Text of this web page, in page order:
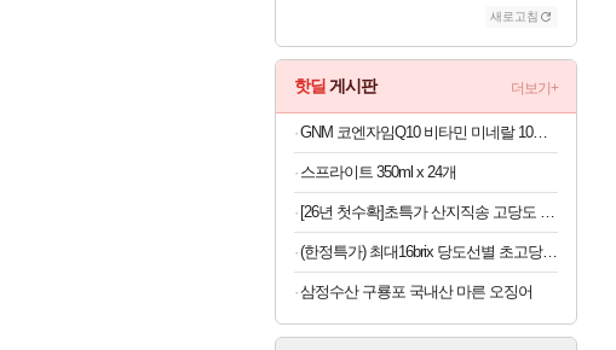
새로고침
핫딜 게시판 더보기+
GNM 코엔자임Q10 비타민 미네랄 10종 120정
스프라이트 350ml x 24개
[26년 첫수확]초특가 산지직송 고당도 딱복 차돌복숭아, 1박스, 2kg (9-10과)
(한정특가) 최대16brix 당도선별 초고당도 수박 7kg
삼정수산 구룡포 국내산 마른 오징어